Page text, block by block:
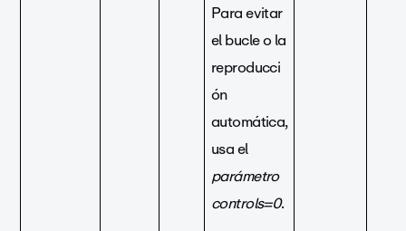
Para evitar
el bucle o la
reproducci
ón
automática,
usa el
parámetro
controls=0.